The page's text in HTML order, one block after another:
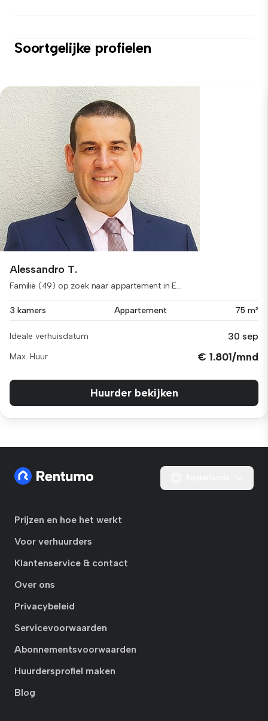
Soortgelijke profielen
Alessandro T.
Familie (49) op zoek naar appartement in E...
3 kamers Appartement 75 m²
Ideale verhuisdatum 30 sep
Max. Huur € 1.801/mnd
Huurder bekijken
Prijzen en hoe het werkt
Voor verhuurders
Klantenservice & contact
Over ons
Privacybeleid
Servicevoorwaarden
Abonnementsvoorwaarden
Huurdersprofiel maken
Blog